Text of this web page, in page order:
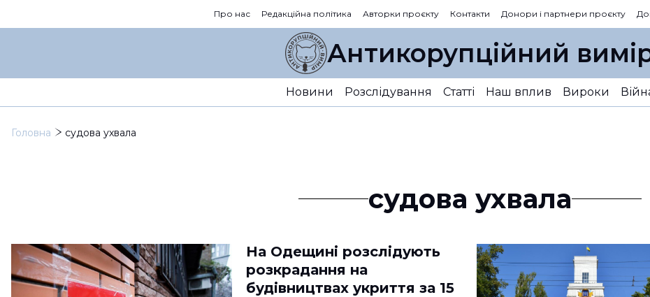
Про нас Редакційна політика Авторки проєкту Контакти Донори і партнери проєкту
Антикорупційний
Новини Розслідування Статті Наш вплив Вироки
Головна судова ухвала
судова ухвала
На Одещині розслідують
розкрадання на
будівництвах укриття за 15